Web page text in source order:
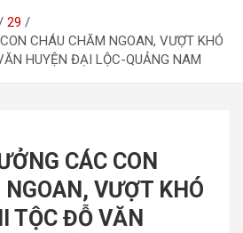
29
CHÁU CHĂM NGOAN, VƯỢT KHÓ
HUYỆN ĐẠI LỘC-QUẢNG NAM
CÁC CON
VƯỢT KHÓ
TỘC ĐỖ VĂN